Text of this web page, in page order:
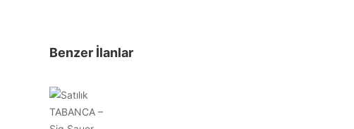
Benzer İlanlar